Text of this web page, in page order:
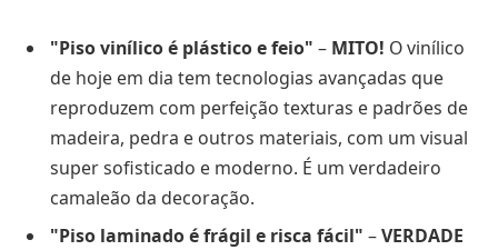
"Piso vinílico é plástico e feio" – MITO! O vinílico
de hoje em dia tem tecnologias avançadas que
reproduzem com perfeição texturas e padrões de
madeira, pedra e outros materiais, com um visual
super sofisticado e moderno. É um verdadeiro
camaleão da decoração.
"Piso laminado é frágil e risca fácil" –VERDADE